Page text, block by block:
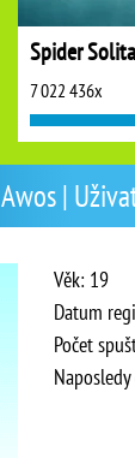
Awos |
Věk: 19
Datum
Počet
7 022 436x